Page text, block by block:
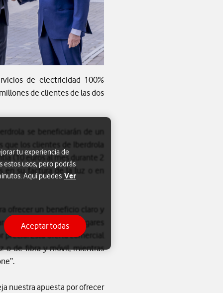
de electricidad 100%
de clientes de las dos
se beneficiarán de un
que los clientes de Iberdrola
(10 euros al mes durante 2
su factura de la luz o en
ofrecer un beneficio claro y
a que millones de hogares
Esta oferta comercial
o de fibra y móvil, mientras
nuestra apuesta por ofrecer
tu experiencia de
estos usos, pero podrás
Aquí puedes Ver
Aceptar todas